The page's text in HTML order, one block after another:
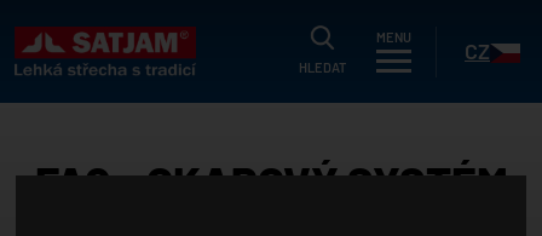
HLEDAT
MENU
CZ
FAQ - OKAPOVÝ SYSTÉM